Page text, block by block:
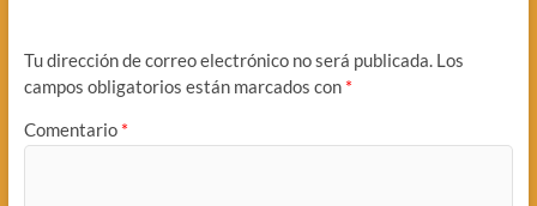
Tu dirección de correo electrónico no será publicada. Los
campos obligatorios están marcados con *
Comentario *